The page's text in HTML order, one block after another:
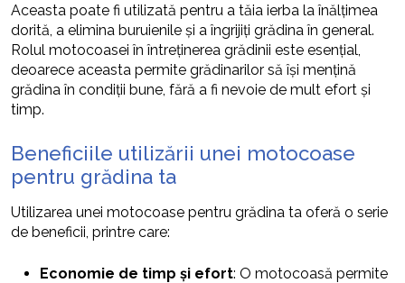
Aceasta poate fi utilizată pentru a tăia ierba la înălțimea
dorită, a elimina buruienile și a îngrijiți grădina în general.
Rolul motocoasei în întreținerea grădinii este esențial,
deoarece aceasta permite grădinarilor să își mențină
grădina în condiții bune, fără a fi nevoie de mult efort și
timp.
Beneficiile utilizării unei motocoase
pentru grădina ta
Utilizarea unei motocoase pentru grădina ta oferă o serie
de beneficii, printre care:
Economie de timp și efort: O motocoasă permite